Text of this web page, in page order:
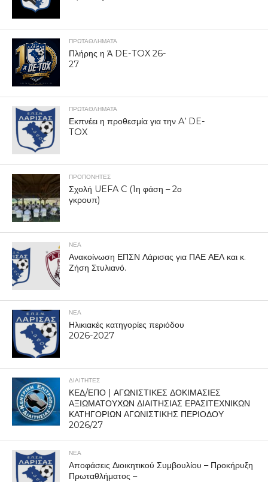
ΠΡΩΤΑΘΛΉΜΑΤΑ
Πλήρης η Ά DE-TOX 26-
27
ΠΡΩΤΑΘΛΉΜΑΤΑ
Εκπνέει η προθεσμία για την A’ DE-
TOX
ΠΡΟΠΟΝΗΤΈΣ
Σχολή UEFA C (1η φάση – 2ο
γκρουπ)
ΝΕΑ
Ανακοίνωση ΕΠΣΝ Λάρισας για ΠΑΕ ΑΕΛ και κ.
Ζήση Στυλιανό.
ΝΕΑ
Ηλικιακές κατηγορίες περιόδου
2026-2027
ΔΙΑΙΤΗΤΕΣ
ΚΕΔ/ΕΠΟ | ΑΓΩΝΙΣΤΙΚΕΣ ΔΟΚΙΜΑΣΙΕΣ
ΑΞΙΩΜΑΤΟΥΧΩΝ ΔΙΑΙΤΗΣΙΑΣ ΕΡΑΣΙΤΕΧΝΙΚΩΝ
ΚΑΤΗΓΟΡΙΩΝ ΑΓΩΝΙΣΤΙΚΗΣ ΠΕΡΙΟΔΟΥ
2026/27
ΝΕΑ
Αποφάσεις Διοικητικού Συμβουλίου – Προκήρυξη
Πρωταθλήματος –